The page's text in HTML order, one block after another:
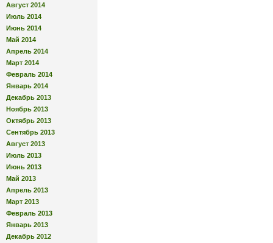
Август 2014
Июль 2014
Июнь 2014
Май 2014
Апрель 2014
Март 2014
Февраль 2014
Январь 2014
Декабрь 2013
Ноябрь 2013
Октябрь 2013
Сентябрь 2013
Август 2013
Июль 2013
Июнь 2013
Май 2013
Апрель 2013
Март 2013
Февраль 2013
Январь 2013
Декабрь 2012